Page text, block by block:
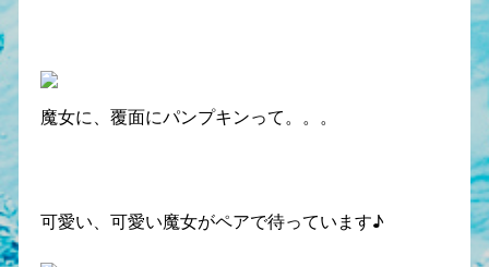
魔女に、覆面にパンプキンって。。。
可愛い、可愛い魔女がペアで待っています♪